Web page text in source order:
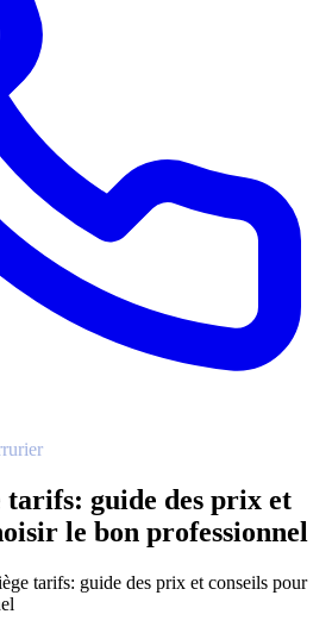
guide des prix et
le bon professionnel
tarifs: guide des prix et conseils pour